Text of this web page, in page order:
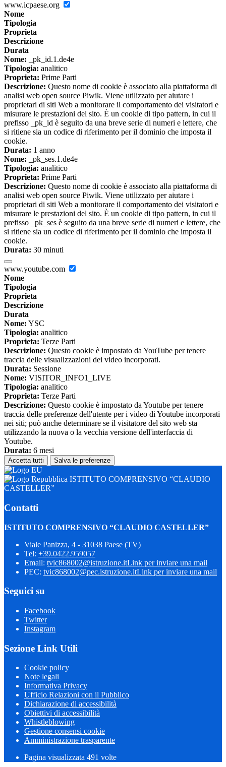
www.icpaese.org
Nome
Tipologia
Proprieta
Descrizione
Durata
Nome: _pk_id.1.de4e
Tipologia: analitico
Proprieta: Prime Parti
Descrizione: Questo nome di cookie è associato alla piattaforma di
analisi web open source Piwik. Viene utilizzato per aiutare i
proprietari di siti Web a monitorare il comportamento dei visitatori e
misurare le prestazioni del sito. È un cookie di tipo pattern, in cui il
prefisso _pk_id è seguito da una breve serie di numeri e lettere, che
si ritiene sia un codice di riferimento per il dominio che imposta il
cookie.
Durata: 1 anno
Nome: _pk_ses.1.de4e
Tipologia: analitico
Proprieta: Prime Parti
Descrizione: Questo nome di cookie è associato alla piattaforma di
analisi web open source Piwik. Viene utilizzato per aiutare i
proprietari di siti Web a monitorare il comportamento dei visitatori e
misurare le prestazioni del sito. È un cookie di tipo pattern, in cui il
prefisso _pk_ses è seguito da una breve serie di numeri e lettere, che
si ritiene sia un codice di riferimento per il dominio che imposta il
cookie.
Durata: 30 minuti
www.youtube.com
Nome
Tipologia
Proprieta
Descrizione
Durata
Nome: YSC
Tipologia: analitico
Proprieta: Terze Parti
Descrizione: Questo cookie è impostato da YouTube per tenere
traccia delle visualizzazioni dei video incorporati.
Durata: Sessione
Nome: VISITOR_INFO1_LIVE
Tipologia: analitico
Proprieta: Terze Parti
Descrizione: Questo cookie è impostato da Youtube per tenere
traccia delle preferenze dell'utente per i video di Youtube incorporati
nei siti; può anche determinare se il visitatore del sito web sta
utilizzando la nuova o la vecchia versione dell'interfaccia di
Youtube.
Durata: 6 mesi
Accetta tutti Salva le preferenze
ISTITUTO COMPRENSIVO “CLAUDIO
CASTELLER”
Contatti
ISTITUTO COMPRENSIVO “CLAUDIO CASTELLER”
Viale Panizza, 4 - 31038 Paese (TV)
Tel: +39.0422.959057
Email: tvic868002@istruzione.itLink per inviare una mail
PEC: tvic868002@pec.istruzione.itLink per inviare una mail
Seguici su
Facebook
Twitter
Instagram
Sezione Link Utili
Cookie policy
Note legali
Informativa Privacy
Ufficio Relazioni con il Pubblico
Dichiarazione di accessibilità
Obiettivi di accessibilità
Whistleblowing
Gestione consensi cookie
Amministrazione trasparente
Pagina visualizzata 491 volte